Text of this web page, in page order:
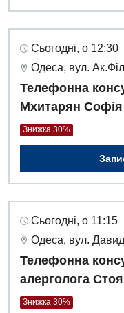
Сьогодні, о 12:30
Одеса, вул.
Телефонна
Мхитарян Софія
Знижка 30%
Сьогодні, о 11:15
Одеса, вул.
Телефонна
алерголога
Знижка 30%